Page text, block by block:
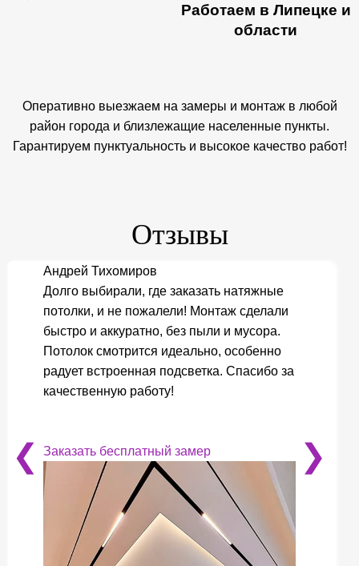
Работаем в Липецке и
области
Оперативно выезжаем на замеры и монтаж в любой
район города и близлежащие населенные пункты.
Гарантируем пунктуальность и высокое качество работ!
Отзывы
❮
Андрей Тихомиров
Долго выбирали, где заказать натяжные
потолки, и не пожалели! Монтаж сделали
быстро и аккуратно, без пыли и мусора.
Потолок смотрится идеально, особенно
радует встроенная подсветка. Спасибо за
качественную работу!
Заказать бесплатный замер ❯